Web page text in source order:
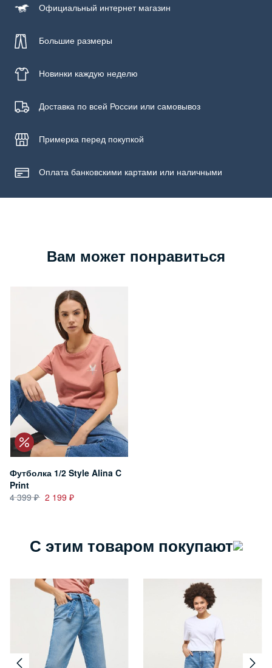
Бережная стирка при температуре не более 30С, химчистка
запрещена
Официальный интернет магазин
Большие размеры
Новинки каждую неделю
Доставка по всей России или самовывоз
Примерка перед покупкой
Оплата банковскими картами или наличными
Вам может понравиться
Футболка 1/2 Style Alina C
Print
4 399
2 199
С этим товаром покупают